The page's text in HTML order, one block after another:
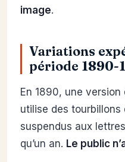
image.
Variations
période 1890-
En 1890, une
utilise des
suspendus aux
qu’un an. Le public